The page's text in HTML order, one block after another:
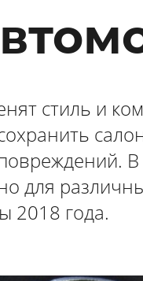
стиль и
для
2018 года.